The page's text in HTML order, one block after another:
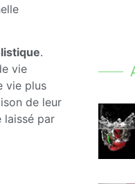
.
vie
vie plus
de leur
laissé par